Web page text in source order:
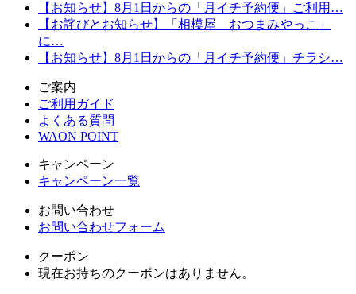
【お知らせ】8月1日からの「月イチ予約便」ご利用…
【お詫びとお知らせ】「相模屋 おつまみやっこ」
に…
【お知らせ】8月1日からの「月イチ予約便」チラシ…
ご案内
ご利用ガイド
よくある質問
WAON POINT
キャンペーン
キャンペーン一覧
お問い合わせ
お問い合わせフォーム
クーポン
現在お持ちのクーポンはありません。